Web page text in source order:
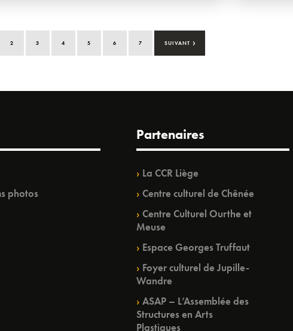
2 3 4 5 6 7 SUIVANT ›
photos
Partenaires
La CCR Liège
Centre culturel de Chênée
Centre Culturel Ourthe et
Meuse
Espace Georges Truffaut
Foyer culturel de Jupille-
Wandre
ASAP – L’Assemblée des
Structures en Arts
Plastiques